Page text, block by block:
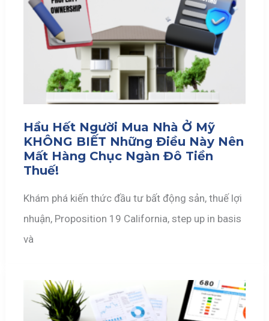
Hầu Hết Người Mua Nhà Ở Mỹ
KHÔNG BIẾT Những Điều Này Nên
Mất Hàng Chục Ngàn Đô Tiền
Thuế!
Khám phá kiến thức đầu tư bất động sản, thuế lợi
nhuận, Proposition 19 California, step up in basis
và